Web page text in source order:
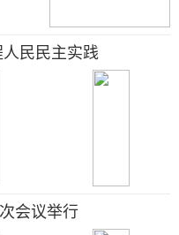
民民主实践
会议举行